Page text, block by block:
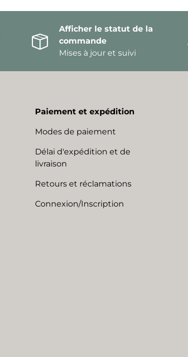
Afficher le statut de la
commande
Mises à jour et suivi
Paiement et expédition
Modes de paiement
Délai d'expédition et de
livraison
Retours et réclamations
Connexion/Inscription